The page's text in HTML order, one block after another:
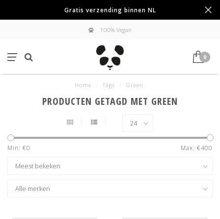
Gratis verzending binnen NL
100% Vegan
0
Home Tags Green
PRODUCTEN GETAGD MET GREEN
Min: €0 Max: €400